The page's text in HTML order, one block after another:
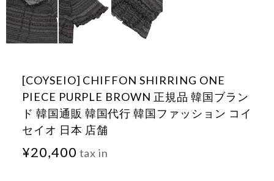
[COYSEIO] CHIFFON SHIRRING ONE
PIECE PURPLE BROWN 正規品 韓国ブラン
ド 韓国通販 韓国代行 韓国ファッション コイ
セイオ 日本 店舗
¥20,400 tax in